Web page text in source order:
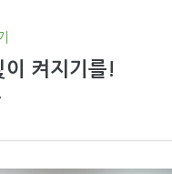
이 켜지기를!